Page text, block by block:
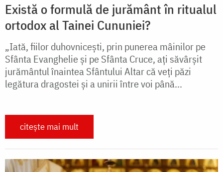
Există o formulă de jurământ în ritualul
ortodox al Tainei Cununiei?
„Iată, fiilor duhovnicești, prin punerea mâinilor pe
Sfânta Evanghelie și pe Sfânta Cruce, ați săvârșit
jurământul înaintea Sfântului Altar că veți păzi
legătura dragostei și a unirii între voi până...
citește mai mult